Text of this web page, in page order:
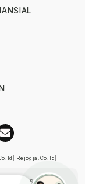
Rejogja.co.id
Pers